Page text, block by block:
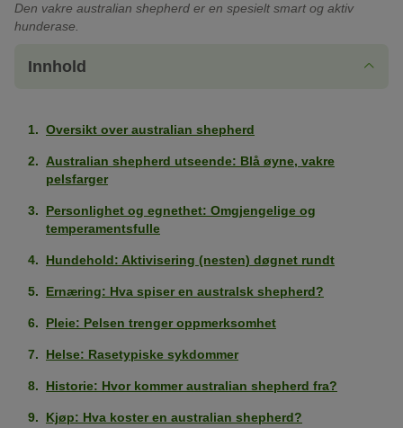
Den vakre australian shepherd er en spesielt smart og aktiv
hunderase.
Innhold
Oversikt over australian shepherd
Australian shepherd utseende: Blå øyne, vakre
pelsfarger
Personlighet og egnethet: Omgjengelige og
temperamentsfulle
Hundehold: Aktivisering (nesten) døgnet rundt
Ernæring: Hva spiser en australsk shepherd?
Pleie: Pelsen trenger oppmerksomhet
Helse: Rasetypiske sykdommer
Historie: Hvor kommer australian shepherd fra?
Kjøp: Hva koster en australian shepherd?